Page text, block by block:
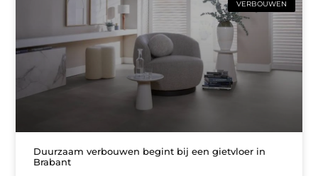
VERBOUWEN
Duurzaam verbouwen begint bij een gietvloer in
Brabant